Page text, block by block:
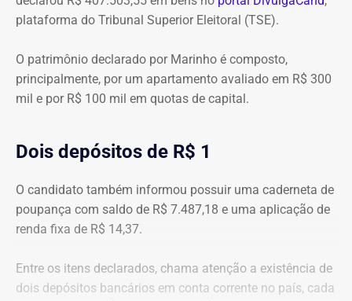
plataforma do Tribunal Superior Eleitoral (TSE).
O patrimônio declarado por Marinho é composto,
principalmente, por um apartamento avaliado em R$ 300
mil e por R$ 100 mil em quotas de capital.
Dois depósitos de R$ 1
O candidato também informou possuir uma caderneta de
poupança com saldo de R$ 7.487,18 e uma aplicação de
renda fixa de R$ 14,37.
Entre os itens declarados, chama atenção a existência de
dois depósitos bancários em conta corrente no país, cada